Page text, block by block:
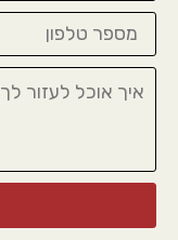
מספר
הטלפון
שלך:
הודעה: